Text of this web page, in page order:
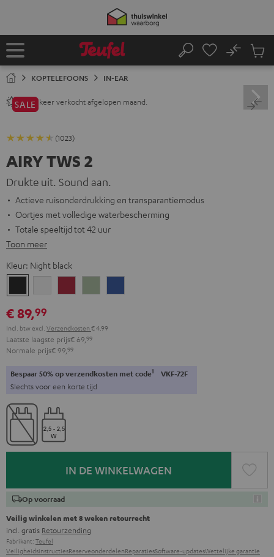
50% verzendkosten besparen met
D:20H:41M:47
Home Zoeken
No
KOPTELEFOONS IN-EAR
2800+keer verkocht afgelopen maand.
SALE
(1023)
AIRY TWS 2
Drukte uit. Sound aan.
Actieve ruisonderdrukking en transparantiemodus
Oortjes met volledige waterbescherming
Totale speeltijd tot 42 uur
Toon meer
Kleur: Night black
black
White
Red
Green
€ 89,99
Incl. btwexcl. Verzendkosten € 4,99
Laatste laagste prijs€ 69, 99
Normale prijs€ 99, 99
Bespaar 50% op verzendkosten met code1 VKF-72F
Slechts voor een korte tijd
IN DE WINKELWAGEN
Op voorraad
Veilig winkelen met 8 weken retourrecht
incl. gratis Retourzending
Fabrikant: Teufel
VeiligheidsinstructiesReserveonderdelenReparatiesSoftware-updatesWettelijke garantie